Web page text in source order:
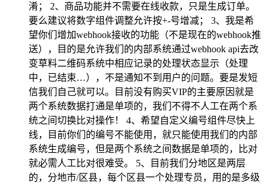
淆； 2、商品功能并不需要在线收款，只是生成订单。
要么建议将数字组件调整允许按+-号增减； 3、我是希
望你们增加webhook接收的功能（不是现在的webhook推
送），目的是允许我们的内部系统通过webhook api去改
变草料二维码系统中相应记录的处理状态显示（处理
中，已结束…），不是通知不到用户的问题。要是发短
信我们自己就可以。目前没有购买VIP的主要原因就是
两个系统数据打通是单项的，我们不得不人工在两个系
统之间切换比对操作！ 4、希望自定义编号组件尽快上
线，目前你们的编号不能使用，就只能使用我们的内部
系统生成编号，但是两个系统之间数据是单项的，比对
就必需人工比对很难受。 5、目前我们分地区是两层
的，分地市/区县，每个区县一个处理专员，用的是多级